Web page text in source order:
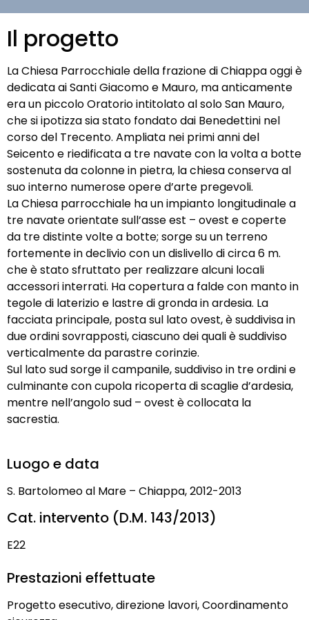
Il progetto
La Chiesa Parrocchiale della frazione di Chiappa oggi è
dedicata ai Santi Giacomo e Mauro, ma anticamente
era un piccolo Oratorio intitolato al solo San Mauro,
che si ipotizza sia stato fondato dai Benedettini nel
corso del Trecento. Ampliata nei primi anni del
Seicento e riedificata a tre navate con la volta a botte
sostenuta da colonne in pietra, la chiesa conserva al
suo interno numerose opere d’arte pregevoli.
La Chiesa parrocchiale ha un impianto longitudinale a
tre navate orientate sull’asse est – ovest e coperte
da tre distinte volte a botte; sorge su un terreno
fortemente in declivio con un dislivello di circa 6 m.
che è stato sfruttato per realizzare alcuni locali
accessori interrati. Ha copertura a falde con manto in
tegole di laterizio e lastre di gronda in ardesia. La
facciata principale, posta sul lato ovest, è suddivisa in
due ordini sovrapposti, ciascuno dei quali è suddiviso
verticalmente da parastre corinzie.
Sul lato sud sorge il campanile, suddiviso in tre ordini e
culminante con cupola ricoperta di scaglie d’ardesia,
mentre nell’angolo sud – ovest è collocata la
sacrestia.
Luogo e data
S. Bartolomeo al Mare – Chiappa, 2012-2013
Cat. intervento (D.M. 143/2013)
E22
Prestazioni effettuate
Progetto esecutivo, direzione lavori, Coordinamento